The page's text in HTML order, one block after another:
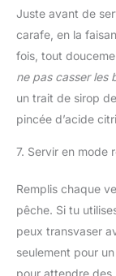
Juste avant de
carafe, en la
fois, tout
ne pas casser les
un trait de sirop
pincée d’acide
7. Servir en mode
Remplis chaque
pêche. Si tu
peux transvaser
seulement pour